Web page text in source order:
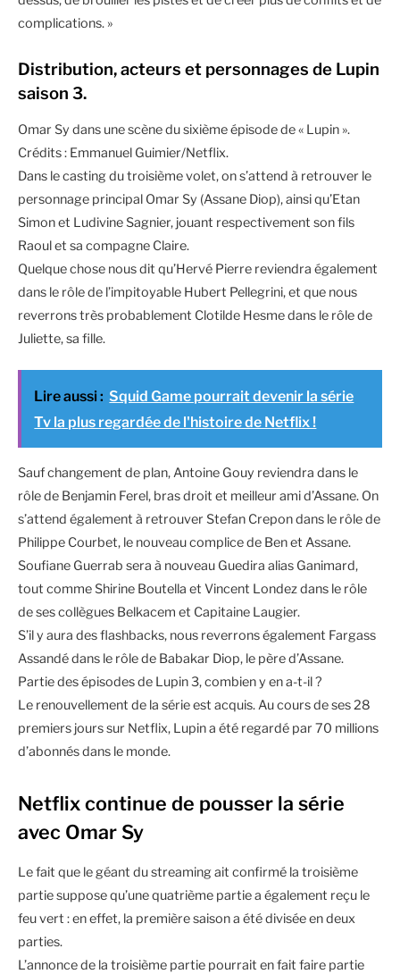
complications. »
Distribution, acteurs et personnages de Lupin
saison 3.
Omar Sy dans une scène du sixième épisode de « Lupin ».
Crédits : Emmanuel Guimier/Netflix.
Dans le casting du troisième volet, on s’attend à retrouver le
personnage principal Omar Sy (Assane Diop), ainsi qu’Etan
Simon et Ludivine Sagnier, jouant respectivement son fils
Raoul et sa compagne Claire.
Quelque chose nous dit qu’Hervé Pierre reviendra également
dans le rôle de l’impitoyable Hubert Pellegrini, et que nous
reverrons très probablement Clotilde Hesme dans le rôle de
Juliette, sa fille.
Lire aussi : Squid Game pourrait devenir la série
Tv la plus regardée de l'histoire de Netflix !
Sauf changement de plan, Antoine Gouy reviendra dans le
rôle de Benjamin Ferel, bras droit et meilleur ami d’Assane. On
s’attend également à retrouver Stefan Crepon dans le rôle de
Philippe Courbet, le nouveau complice de Ben et Assane.
Soufiane Guerrab sera à nouveau Guedira alias Ganimard,
tout comme Shirine Boutella et Vincent Londez dans le rôle
de ses collègues Belkacem et Capitaine Laugier.
S’il y aura des flashbacks, nous reverrons également Fargass
Assandé dans le rôle de Babakar Diop, le père d’Assane.
Partie des épisodes de Lupin 3, combien y en a-t-il ?
Le renouvellement de la série est acquis. Au cours de ses 28
premiers jours sur Netflix, Lupin a été regardé par 70 millions
d’abonnés dans le monde.
Netflix continue de pousser la série
avec Omar Sy
Le fait que le géant du streaming ait confirmé la troisième
partie suppose qu’une quatrième partie a également reçu le
feu vert : en effet, la première saison a été divisée en deux
parties.
L’annonce de la troisième partie pourrait en fait faire partie